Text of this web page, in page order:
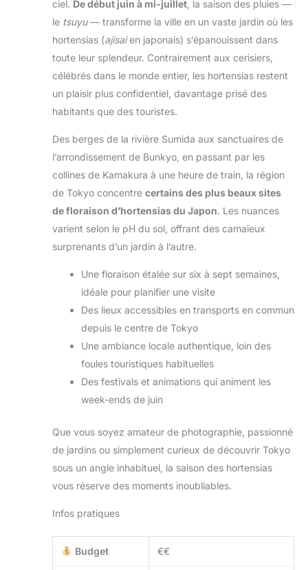
ciel. De début juin à mi-juillet , la saison des pluies —
le tsuyu— transforme la ville en un vaste jardin où les
hortensias (ajisaien japonais) s’épanouissent dans
toute leur splendeur. Contrairement aux cerisiers,
célébrés dans le monde entier, les hortensias restent
un plaisir plus confidentiel, davantage prisé des
habitants que des touristes.
Des berges de la rivière Sumida aux sanctuaires de
l’arrondissement de Bunkyo, en passant par les
collines de Kamakura à une heure de train, la région
de Tokyo concentre certains des plus beaux sites
de floraison d’hortensias du Japon. Les nuances
varient selon le pH du sol, offrant des camaïeux
surprenants d’un jardin à l’autre.
Une floraison étalée sur six à sept semaines,
idéale pour planifier une visite
Des lieux accessibles en transports en commun
depuis le centre de Tokyo
Une ambiance locale authentique, loin des
foules touristiques habituelles
Des festivals et animations qui animent les
week-ends de juin
Que vous soyez amateur de photographie, passionné
de jardins ou simplement curieux de découvrir Tokyo
sous un angle inhabituel, la saison des hortensias
vous réserve des moments inoubliables.
Infos pratiques
Budget €€